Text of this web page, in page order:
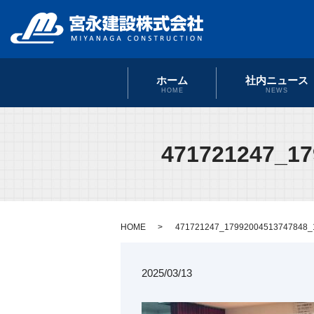
ホーム
HOME
社内ニュース
NEWS
HOME
2025/03/13